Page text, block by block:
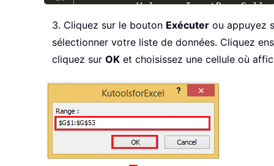
		xValue
= InputRng.Cells
		iRow
= i Mod xRow
		iCol
= VBA Int (i
iCol 1
	OutRng
.Resize(UBound
Sub
3. Cliquez sur le bouton Exécuter ou appuyez
sélectionner votre liste de données. Cliquez
cliquez sur OK et choisissez une cellule où